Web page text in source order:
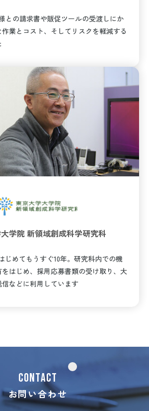
との請求書や販促ツールの受渡しにか
業とコスト、そしてリスクを軽減する
学院 新領域創成科学研究科
じめてもうすぐ10年。研究科内での機
はじめ、採用応募書類の受け取り、大
などに利用しています
CONTACT
お問い合わせ